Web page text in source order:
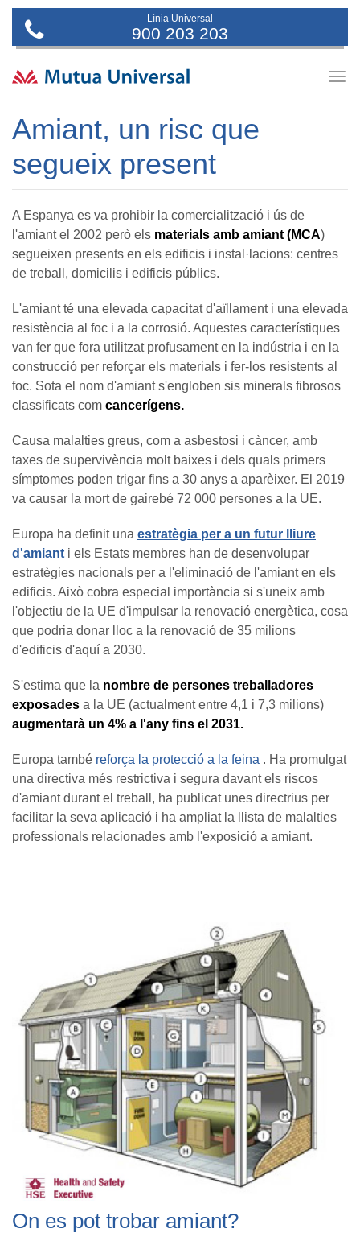
Línia Universal
900 203 203
Amiant, un risc que
segueix present
A Espanya es va prohibir la comercialització i ús de
l'amiant el 2002 però els materials amb amiant (MCA)
segueixen presents en els edificis i instal·lacions: centres
de treball, domicilis i edificis públics.
L'amiant té una elevada capacitat d'aïllament i una elevada
resistència al foc i a la corrosió. Aquestes característiques
van fer que fora utilitzat profusament en la indústria i en la
construcció per reforçar els materials i fer-los resistents al
foc. Sota el nom d'amiant s'engloben sis minerals fibrosos
classificats com cancerígens.
Causa malalties greus, com a asbestosi i càncer, amb
taxes de supervivència molt baixes i dels quals primers
símptomes poden trigar fins a 30 anys a aparèixer. El 2019
va causar la mort de gairebé 72 000 persones a la UE.
Europa ha definit una estratègia per a un futur lliure
d'amiant i els Estats membres han de desenvolupar
estratègies nacionals per a l'eliminació de l'amiant en els
edificis. Això cobra especial importància si s'uneix amb
l'objectiu de la UE d'impulsar la renovació energètica, cosa
que podria donar lloc a la renovació de 35 milions
d'edificis d'aquí a 2030.
S'estima que la nombre de persones treballadores
exposades a la UE (actualment entre 4,1 i 7,3 milions)
augmentarà un 4% a l'any fins el 2031.
Europa també reforça la protecció a la feina . Ha promulgat
una directiva més restrictiva i segura davant els riscos
d'amiant durant el treball, ha publicat unes directrius per
facilitar la seva aplicació i ha ampliat la llista de malalties
professionals relacionades amb l'exposició a amiant.
On es pot trobar amiant?